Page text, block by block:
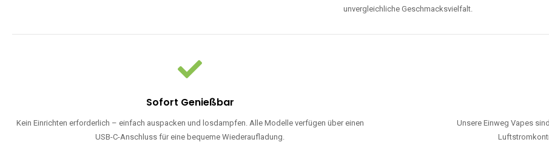
unvergleichliche Geschmacksvielfalt.
Sofort Genießbar
Kein Einrichten erforderlich – einfach auspacken und losdampfen. Alle Modelle verfügen über einen
USB-C-Anschluss für eine bequeme Wiederaufladung.
Unsere Einweg Vapes